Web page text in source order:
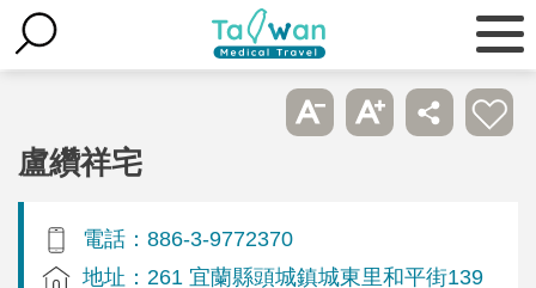
盧纘祥宅
電話：886-3-9772370
地址：261 宜蘭縣頭城鎮城東里和平街139